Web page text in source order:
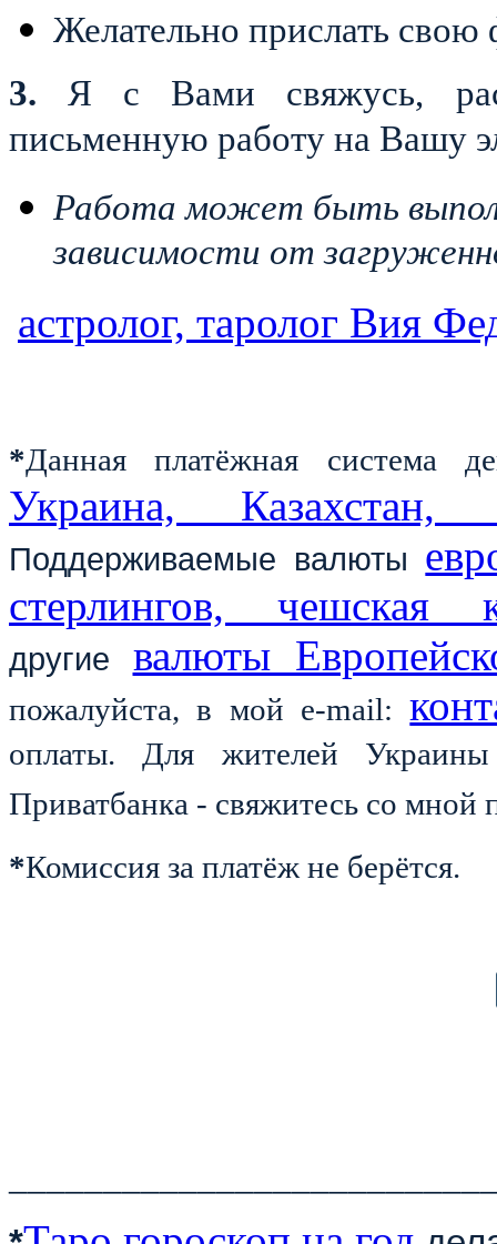
Желательно прислать
3. Я с Вами свяжусь,
письменную работу на Вашу
Работа может быть
зависимости от
астролог, таролог Вия
*Данная платёжная система
Украина,
Поддерживаемые валюты
стерлингов, чешская
другие валюты
пожалуйста, в мой е-mail:
оплаты. Для жителей
Приватбанка - свяжитесь со мной
*Комиссия за платёж не берётся.